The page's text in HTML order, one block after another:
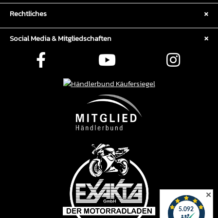
Rechtliches
Social Media & Mitgliedschaften
✕